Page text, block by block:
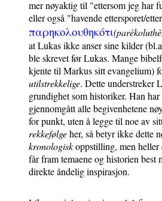
mer nøyaktig til "ettersom jeg har
eller også "havende ettersporet/
παρηκολουθηκότι
at Lukas ikke anser sine kilder
ble skrevet før Lukas. Mange
kjente til Markus sitt evangelium)
utilstrekkelige. Dette understreker
grundighet som historiker. Han har
gjennomgått alle begivenhetene
for punkt, uten å legge til noe av
rekkefølgeher, så betyr ikke dette
kronologiskoppstilling, men heller
får fram temaene og historien best
direkte åndelig inspirasjon.